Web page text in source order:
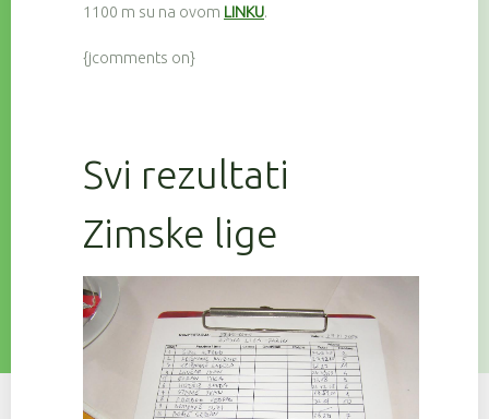
1100 m su na ovom LINKU.
{jcomments on}
Svi rezultati
Zimske lige